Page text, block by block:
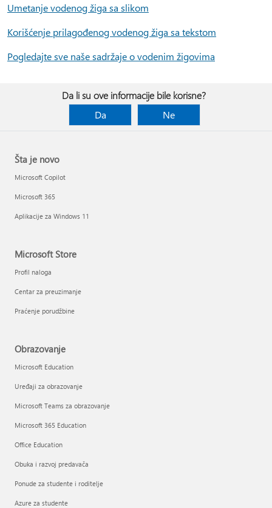
Umetanje vodenog žiga sa slikom
Korišćenje prilagođenog vodenog žiga sa tekstom
Pogledajte sve naše sadržaje o vodenim žigovima
Da li su ove informacije bile korisne?
Da
Ne
Šta je novo
Microsoft Copilot
Microsoft 365
Aplikacije za Windows 11
Microsoft Store
Profil naloga
Centar za preuzimanje
Praćenje porudžbine
Obrazovanje
Microsoft Education
Uređaji za obrazovanje
Microsoft Teams za obrazovanje
Microsoft 365 Education
Office Education
Obuka i razvoj predavača
Ponude za studente i roditelje
Azure za studente